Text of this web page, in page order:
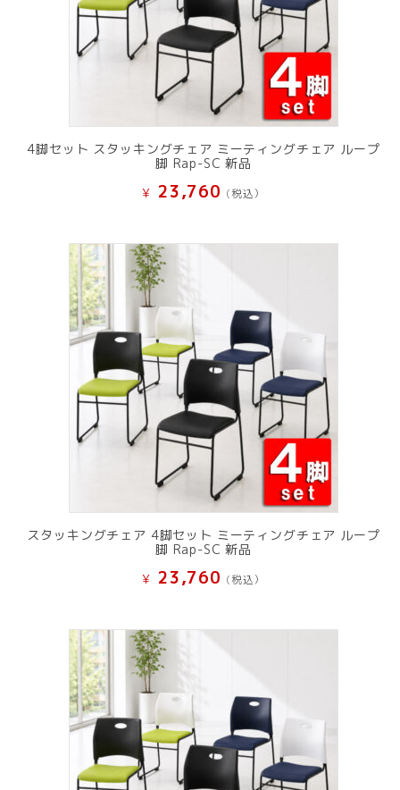
4脚セット スタッキングチェア ミーティングチェア ループ
脚 Rap-SC 新品
¥ 23,760 (税込）
スタッキングチェア 4脚セット ミーティングチェア ループ
脚 Rap-SC 新品
¥ 23,760 (税込）